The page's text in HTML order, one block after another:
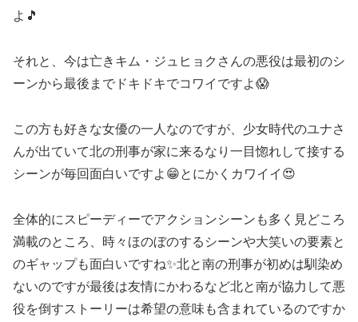
よ🎵
それと、今は亡きキム・ジュヒョクさんの悪役は最初のシ
ーンから最後までドキドキでコワイですよ😱
この方も好きな女優の一人なのですが、少女時代のユナさ
んが出ていて北の刑事が家に来るなり一目惚れして接する
シーンが毎回面白いですよ😁とにかくカワイイ😍
全体的にスピーディーでアクションシーンも多く見どころ
満載のところ、時々ほのぼのするシーンや大笑いの要素と
のギャップも面白いですね✨北と南の刑事が初めは馴染め
ないのですが最後は友情にかわるなど北と南が協力して悪
役を倒すストーリーは希望の意味も含まれているのですか